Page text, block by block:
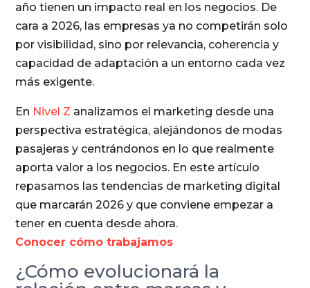
año tienen un impacto real en los negocios. De
cara a 2026, las empresas ya no competirán solo
por visibilidad, sino por relevancia, coherencia y
capacidad de adaptación a un entorno cada vez
más exigente.
En Nivel Z analizamos el marketing desde una
perspectiva estratégica, alejándonos de modas
pasajeras y centrándonos en lo que realmente
aporta valor a los negocios. En este artículo
repasamos las tendencias de marketing digital
que marcarán 2026 y que conviene empezar a
tener en cuenta desde ahora.
Conocer cómo trabajamos
¿Cómo evolucionará la